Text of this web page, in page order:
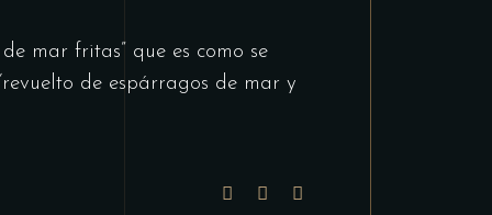
mar fritas” que es como se
de espárragos de mar y